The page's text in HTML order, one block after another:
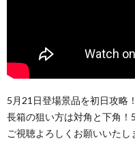
5月21日登場景品を初日攻略！
長箱の狙い方は対角と下角！
ご視聴よろしくお願いいたし